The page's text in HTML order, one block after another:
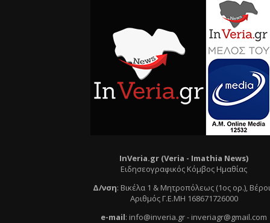
InVeria.gr (Veria - Ιmathia News)
Ειδησεογραφικός Κόμβος Ημαθίας
Δ/νση: Βικέλα 1 & Μητροπόλεως (1ος ορ.),
Αριθμός Γ.Ε.ΜΗ 168671726000
e-mail: info@inveria.gr- inveriagr@gmail.com